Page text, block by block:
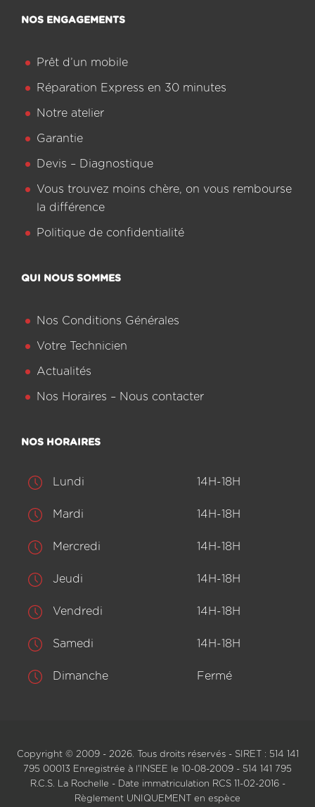
NOS ENGAGEMENTS
Prêt d’un mobile
Réparation Express en 30 minutes
Notre atelier
Garantie
Devis – Diagnostique
Vous trouvez moins chère, on vous rembourse
la différence
Politique de confidentialité
QUI NOUS SOMMES
Nos Conditions Générales
Votre Technicien
Actualités
Nos Horaires – Nous contacter
NOS HORAIRES
Lundi 14H-18H
Mardi 14H-18H
Mercredi 14H-18H
Jeudi 14H-18H
Vendredi 14H-18H
Samedi 14H-18H
Dimanche Fermé
Copyright © 2009 - 2026. Tous droits réservés - SIRET : 514 141
795 00013 Enregistrée à l'INSEE le 10-08-2009 - 514 141 795
R.C.S. La Rochelle - Date immatriculation RCS 11-02-2016 -
Règlement UNIQUEMENT en espèce